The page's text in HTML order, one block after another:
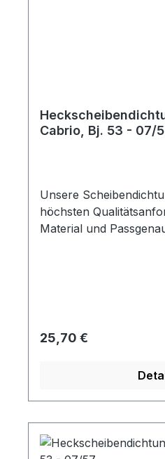
Cabrio, Bj. 53 - 07/
Unsere
höchsten
Material und
Regulärer Preis:
25,70 €